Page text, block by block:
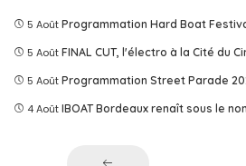
5 Août Programmation Hard Boat
5 Août FINAL CUT, l'électro à la Cité du
5 Août Programmation Street Parade
4 Août IBOAT Bordeaux renaît sous le